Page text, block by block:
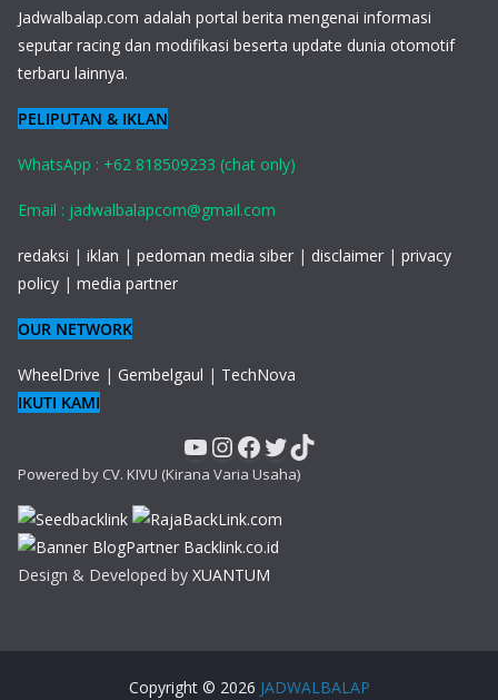
Jadwalbalap.com adalah portal berita mengenai informasi
seputar racing dan modifikasi beserta update dunia otomotif
terbaru lainnya.
PELIPUTAN & IKLAN
WhatsApp : +62 818509233 (chat only)
Email : jadwalbalapcom@gmail.com
redaksi | iklan | pedoman media siber | disclaimer | privacy
policy | media partner
OUR NETWORK
WheelDrive | Gembelgaul | TechNova
IKUTI KAMI
YouTube
Instagram
Facebook
Twitter
TikTok
Powered by CV. KIVU (Kirana Varia Usaha)
Design & Developed by XUANTUM
Copyright © 2026 JADWALBALAP